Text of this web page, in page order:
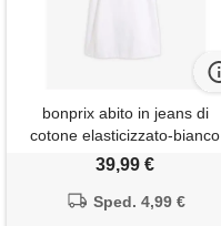
bonprix abito in jeans di
cotone elasticizzato-bianco
39,99 €
Sped. 4,99 €